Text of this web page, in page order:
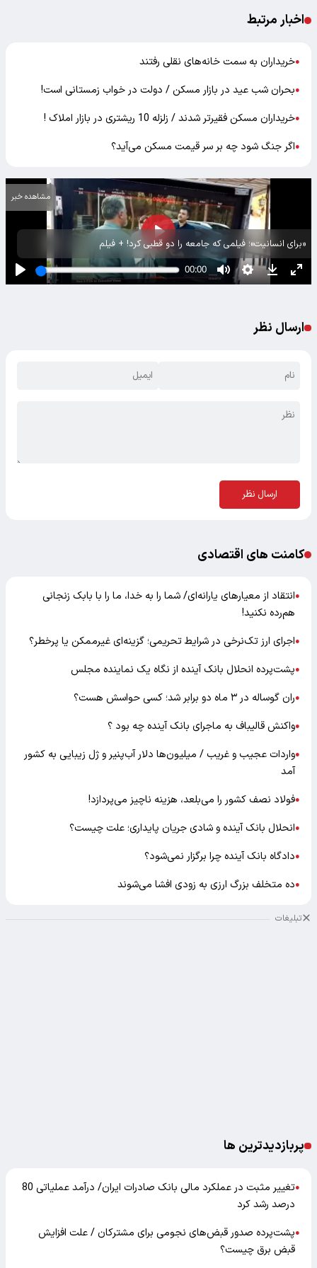
اخبار مرتبط
●خریداران به سمت خانه‌های نقلی رفتند
●بحران شب عید در بازار مسکن / دولت در خواب زمستانی است!
●خریداران مسکن فقیرتر شدند / زلزله 10 ریشتری در بازار املاک !
●اگر جنگ شود چه بر سر قیمت مسکن می‌آید؟
«برای انسانیت»؛ فیلمی که جامعه را دو قطبی کرد! + فیلم
مشاهده خبر
ارسال نظر
ارسال نظر
کامنت های اقتصادی
●انتقاد از معیارهای یارانه‌ای/ شما را به خدا، ما را با بابک زنجانی
هم‌رده نکنید!
●اجرای ارز تک‌نرخی در شرایط تحریمی؛ گزینه‌ای غیرممکن یا پرخطر؟
●پشت‌پرده انحلال بانک آینده از نگاه یک نماینده مجلس
●ران گوساله در ۳ ماه دو برابر شد؛ کسی حواسش هست؟
●واکنش قالیباف به ماجرای بانک آینده چه بود ؟
●واردات عجیب و غریب / میلیون‌ها دلار آب‌پنیر و ژل زیبایی به کشور
آمد
●فولاد نصف کشور را می‌بلعد، هزینه ناچیز می‌پردازد!
●انحلال بانک آینده و شادی جریان پایداری؛ علت چیست؟
●دادگاه بانک آینده چرا برگزار نمی‌شود؟
●ده متخلف بزرگ ارزی به زودی افشا می‌شوند
تبلیغات
●
پشت‌پرده صدور قبض‌های نجومی برای مشترکان / علت افزایش
خبر مهم برای مستمری بگیران / زمان پرداخت معوقات بازنشستگان